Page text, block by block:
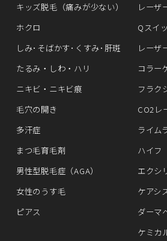
キッズ脱毛（痛みが少ない）
ホクロ
しみ･そばかす･くすみ･肝斑
たるみ・しわ・ハリ
ニキビ・ニキビ痕
毛穴の開き
多汗症
まつ毛育毛剤
男性型脱毛症（AGA）
女性のうす毛
ピアス
レーザ
Qスイ
レーザ
コラー
フラク
CO2レ
ライム
ハイフ
エクシ
ケアシ
ダーマ
ケミカ